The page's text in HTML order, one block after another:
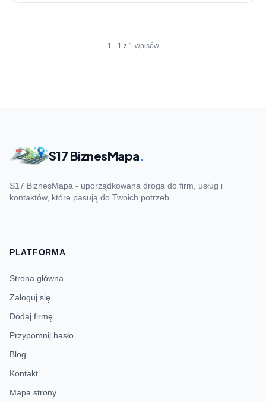
1 - 1 z 1 wpisów
S17 BiznesMapa.
S17 BiznesMapa - uporządkowana droga do firm, usług i
kontaktów, które pasują do Twoich potrzeb.
PLATFORMA
Strona główna
Zaloguj się
Dodaj firmę
Przypomnij hasło
Blog
Kontakt
Mapa strony